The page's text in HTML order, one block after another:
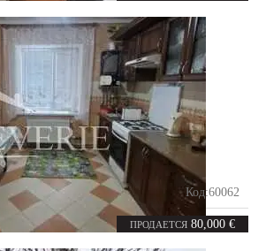
ПРОДАЕТСЯ 80,000 €
Код:60062
4 комнаты 120 m²